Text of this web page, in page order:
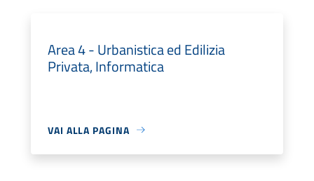
Area 4 - Urbanistica ed Edilizia
Privata, Informatica
VAI ALLA PAGINA